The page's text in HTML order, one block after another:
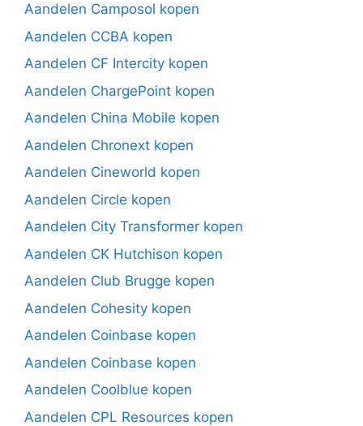
Aandelen Camposol kopen
Aandelen CCBA kopen
Aandelen CF Intercity kopen
Aandelen ChargePoint kopen
Aandelen China Mobile kopen
Aandelen Chronext kopen
Aandelen Cineworld kopen
Aandelen Circle kopen
Aandelen City Transformer kopen
Aandelen CK Hutchison kopen
Aandelen Club Brugge kopen
Aandelen Cohesity kopen
Aandelen Coinbase kopen
Aandelen Coinbase kopen
Aandelen Coolblue kopen
Aandelen CPL Resources kopen